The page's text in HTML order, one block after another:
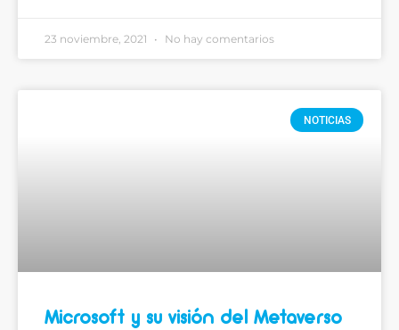
23 noviembre, 2021 No hay comentarios
NOTICIAS
Microsoft y su visión del Metaverso